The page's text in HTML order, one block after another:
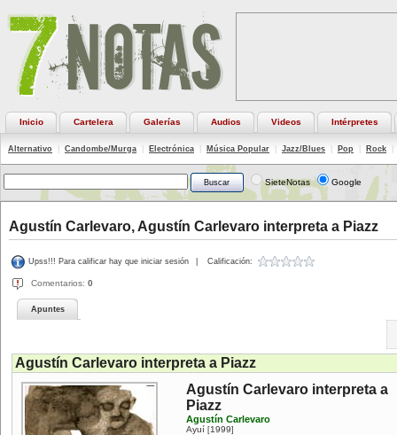
Inicio Cartelera Galerías Audios Videos Intérpretes
Alternativo Candombe/Murga Electrónica Música Popular Jazz/Blues Pop Rock
SieteNotas Google
Agustín Carlevaro, Agustín Carlevaro interpreta a Piazz
Upss!!! Para calificar hay que iniciar sesión Calificación:
Comentarios: 0
Apuntes
Agustín Carlevaro interpreta a Piazz
Agustín Carlevaro interpreta a
Piazz
Agustín Carlevaro
Ayuí [1999]